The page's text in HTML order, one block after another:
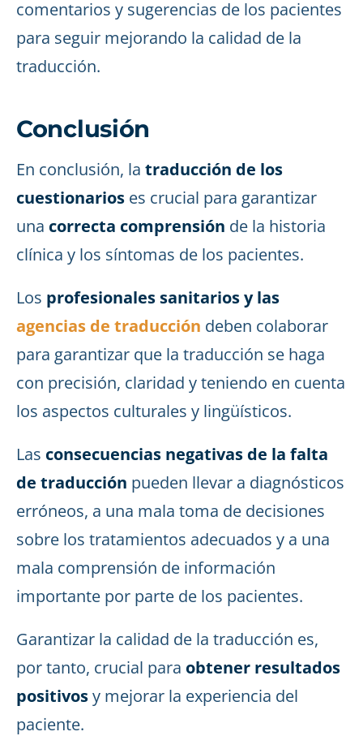
comentarios y sugerencias de los pacientes
para seguir mejorando la calidad de la
traducción.
Conclusión
En conclusión, la traducción de los
cuestionarios es crucial para garantizar
una correcta comprensión de la historia
clínica y los síntomas de los pacientes.
Los profesionales sanitarios y las
agencias de traducción deben colaborar
para garantizar que la traducción se haga
con precisión, claridad y teniendo en cuenta
los aspectos culturales y lingüísticos.
Las consecuencias negativas de la falta
de traducción pueden llevar a diagnósticos
erróneos, a una mala toma de decisiones
sobre los tratamientos adecuados y a una
mala comprensión de información
importante por parte de los pacientes.
Garantizar la calidad de la traducción es,
por tanto, crucial para obtener resultados
positivosy mejorar la experiencia del
paciente.